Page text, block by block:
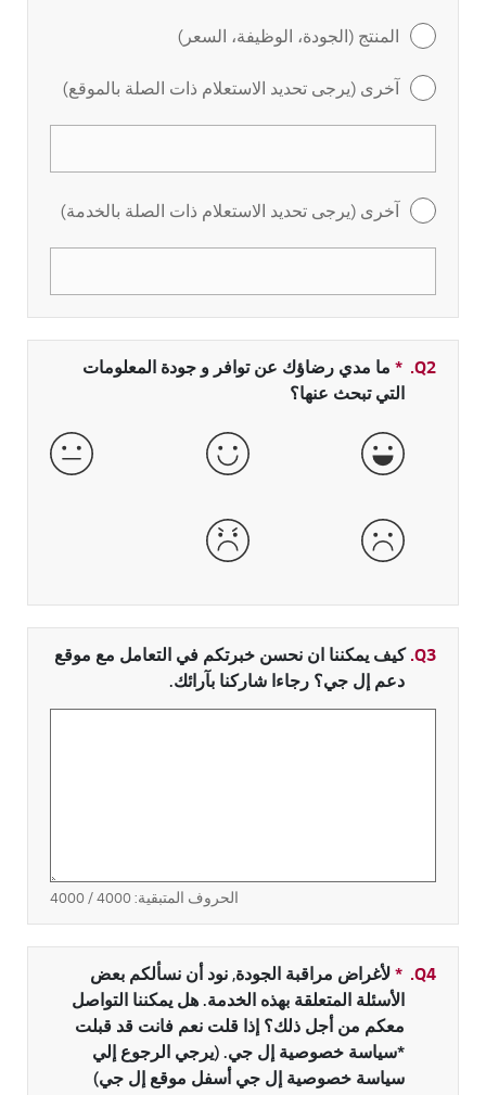
المنتج (الجودة، الوظيفة، السعر)
آخرى (يرجى تحديد الاستعلام ذات الصلة بالموقع)
آخرى (يرجى تحديد الاستعلام ذات الصلة بالخدمة)
Q2.
* حقل مطلوب
ما مدي رضاؤك عن توافر و جودة المعلومات
التي تبحث عنها؟
جيدة جداً جيدة عادية
سيئة سيئة جداً
Q3. كيف يمكننا ان نحسن خبرتكم في التعامل مع موقع
دعم إل جي؟ رجاءا شاركنا بآرائك.
الحروف المتبقية:4000
/ 4000
Q4.
*حقل مطلوب
لأغراض مراقبة الجودة, نود أن نسألكم بعض
الأسئلة المتعلقة بهذه الخدمة. هل يمكننا التواصل
معكم من أجل ذلك؟ إذا قلت نعم فانت قد قبلت
*سياسة خصوصية إل جي. (يرجي الرجوع إلي
سياسة خصوصية إل جي أسفل موقع إل جي)